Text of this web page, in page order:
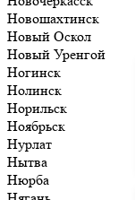
Новошахтинск
Новый Оскол
Новый Уренгой
Ногинск
Нолинск
Норильск
Ноябрьск
Нурлат
Нытва
Нюрба